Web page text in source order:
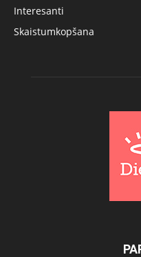
Interesanti
Skaistumkopšana